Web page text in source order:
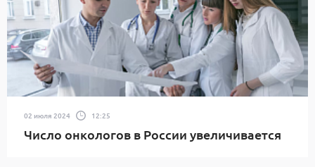
02 июля 2024 12:25
Число онкологов в России увеличивается